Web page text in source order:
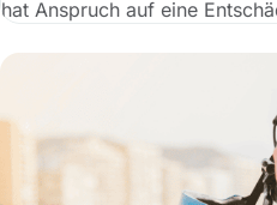
hat Anspruch auf eine